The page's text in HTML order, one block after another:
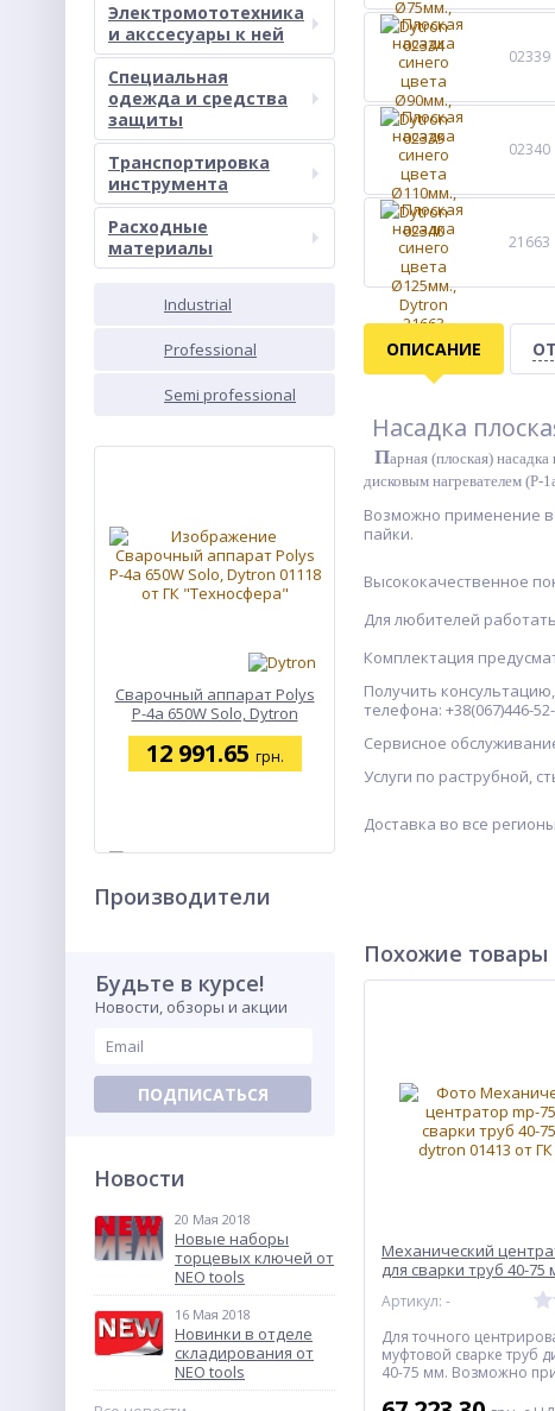
Электромототехника
и акссесуары к ней
Специальная
одежда и средства
защиты
Транспортировка
инструмента
Расходные
материалы
Industrial
Professional
Semi professional
Сварочный аппарат Polys
P-4а 650W Solo, Dytron
01118
12 991.65 грн.
Полукомбинезон рабочий
48-58 размер, 164-200 см.,
От1 392.85грн.
Комбинезон рабочий 48-
58 размер, 164-200 см., Neo
81-250
1 887.70
Производители
Будьте в курсе!
Новости, обзоры и акции
ПОДПИСАТЬСЯ
Новости
20 Мая 2018
Новые наборы
торцевых ключей от
NEO tools
16 Мая 2018
Новинки в отделе
складирования от
NEO tools
02339
02340
21663
ОПИСАНИЕ
Насадка
Парная (плоская)
дисковым нагревателем
Возможно применение в
пайки.
Высококачественное
Для любителей
Комплектация
Получить
телефона: +38(067)446-
Сервисное
Услуги по раструбной,
Доставка во все
Похожие товары
Механический
для сварки труб 40-75
Артикул: -
Для точного
муфтовой сварке труб
40-75 мм. Возможно